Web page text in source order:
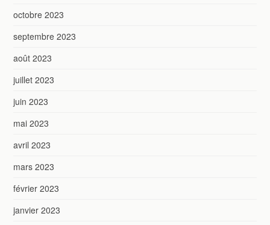
octobre 2023
septembre 2023
août 2023
juillet 2023
juin 2023
mai 2023
avril 2023
mars 2023
février 2023
janvier 2023